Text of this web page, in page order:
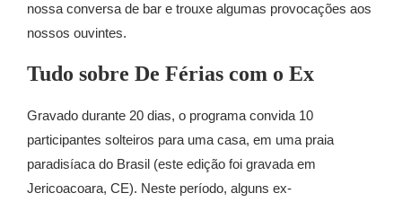
nossa conversa de bar e trouxe algumas provocações aos
nossos ouvintes.
Tudo sobre De Férias com o Ex
Gravado durante 20 dias, o programa convida 10
participantes solteiros para uma casa, em uma praia
paradisíaca do Brasil (este edição foi gravada em
Jericoacoara, CE). Neste período, alguns ex-